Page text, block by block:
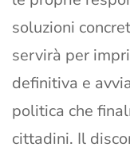
soluzioni
servirà per
definitiva e
politica che
cittadini. Il